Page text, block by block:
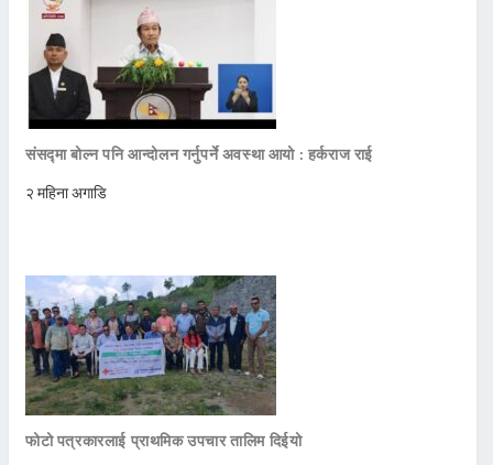
संसद्मा बोल्न पनि आन्दोलन गर्नुपर्ने अवस्था आयो : हर्कराज राई
२ महिना अगाडि
फोटो पत्रकारलाई प्राथमिक उपचार तालिम दिईयो